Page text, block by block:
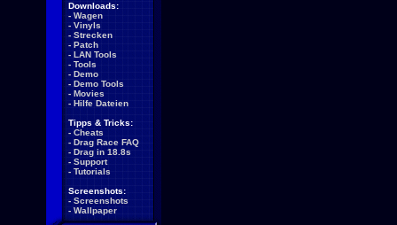
Downloads:
- Wagen
- Vinyls
- Strecken
- Patch
- LAN Tools
- Tools
- Demo
- Demo Tools
- Movies
- Hilfe Dateien
Tipps & Tricks:
- Cheats
- Drag Race FAQ
- Drag in 18.8s
- Support
- Tutorials
Screenshots:
- Screenshots
- Wallpaper